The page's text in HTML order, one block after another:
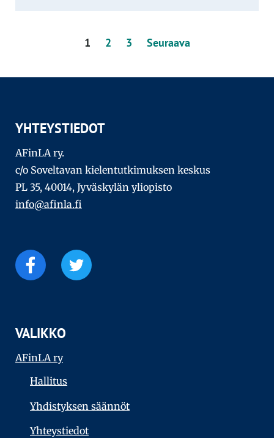
1 2 3 Seuraava
YHTEYSTIEDOT
AFinLA ry.
c/o Soveltavan kielentutkimuksen keskus
PL 35, 40014, Jyväskylän yliopisto
info@afinla.fi
VALIKKO
AFinLA ry
Hallitus
Yhdistyksen säännöt
Yhteystiedot